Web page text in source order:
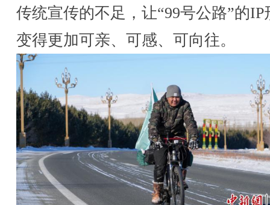
传统宣传的不足，让“99号公路”的IP
变得更加可亲、可感、可向往。